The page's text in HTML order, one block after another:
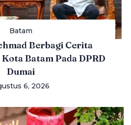
Batam
Berbagi Cerita
Batam Pada DPRD
Dumai
6, 2026